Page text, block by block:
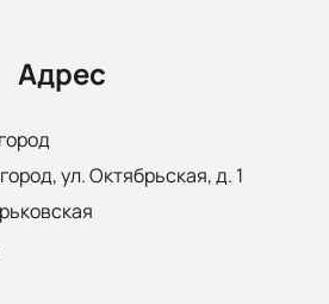
Адрес
ул. Октябрьская, д. 1